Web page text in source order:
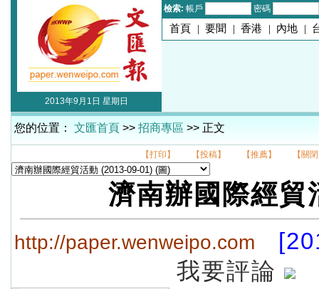
檢索: 帳戶 密碼
首頁 | 要聞 | 香港 | 內地 |
2013年9月1日 星期日
您的位置： 文匯首頁 >> 招商專區 >> 正文
【打印】 【投稿】 【推薦】 【關
濟南辦國際經貿
http://paper.wenweipo.com
我要評論